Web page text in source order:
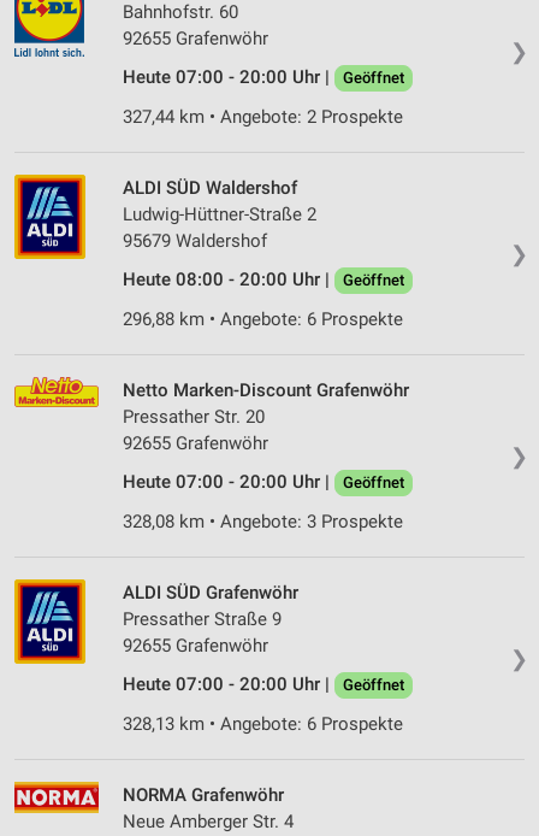
❯
Bahnhofstr. 60
92655 Grafenwöhr
Heute 07:00 - 20:00 Uhr |
Geöffnet
327,44 km • Angebote: 2 Prospekte
❯
ALDI SÜD Waldershof
Ludwig-Hüttner-Straße 2
95679 Waldershof
Heute 08:00 - 20:00 Uhr |
Geöffnet
296,88 km • Angebote: 6 Prospekte
❯
Netto Marken-Discount Grafenwöhr
Pressather Str. 20
92655 Grafenwöhr
Heute 07:00 - 20:00 Uhr |
Geöffnet
328,08 km • Angebote: 3 Prospekte
❯
ALDI SÜD Grafenwöhr
Pressather Straße 9
92655 Grafenwöhr
Heute 07:00 - 20:00 Uhr |
Geöffnet
328,13 km • Angebote: 6 Prospekte
NORMA Grafenwöhr
Neue Amberger Str. 4